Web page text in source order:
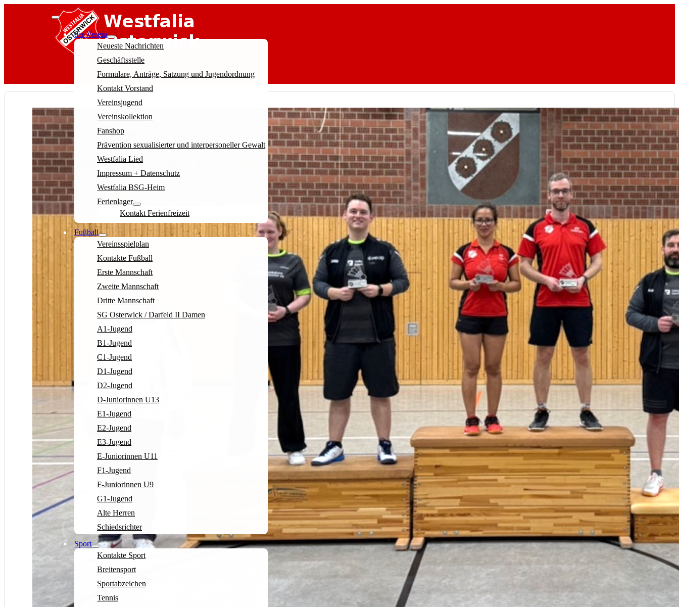
der Verein
Neueste Nachrichten
Geschäftsstelle
Formulare, Anträge, Satzung und Jugendordnung
Kontakt Vorstand
Vereinsjugend
Vereinskollektion
Fanshop
Prävention sexualisierter und interpersoneller Gewalt
Westfalia Lied
Impressum + Datenschutz
Westfalia BSG-Heim
Ferienlager
Kontakt Ferienfreizeit
Fußball
Vereinsspielplan
Kontakte Fußball
Erste Mannschaft
Zweite Mannschaft
Dritte Mannschaft
SG Osterwick / Darfeld II Damen
A1-Jugend
B1-Jugend
C1-Jugend
D1-Jugend
D2-Jugend
D-Juniorinnen U13
E1-Jugend
E2-Jugend
E3-Jugend
E-Juniorinnen U11
F1-Jugend
F-Juniorinnen U9
G1-Jugend
Alte Herren
Schiedsrichter
Sport
Kontakte Sport
Breitensport
Sportabzeichen
Tennis